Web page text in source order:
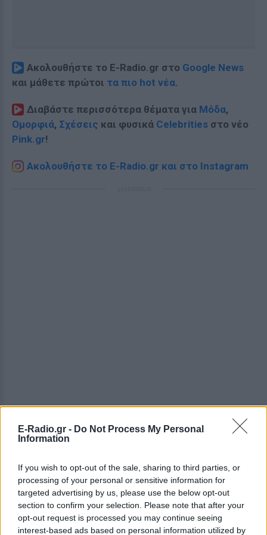
E-Radio.gr - Do Not Process My Personal
Information
If you wish to opt-out of the sale, sharing to third parties, or
processing of your personal or sensitive information for
targeted advertising by us, please use the below opt-out
section to confirm your selection. Please note that after your
opt-out request is processed you may continue seeing
interest-based ads based on personal information utilized by
Ακολουθήστε το E-Radio.gr στο Google News
και μάθετε πρώτοι τα πιο hot νέα.
Διαβάστε περισσότερα θέματα για Μόδα,
Ομορφιά, Σχέσεις και φυσικά Celebrities στο νέο
Pink.gr!
Ακολουθήστε το E-Radio.gr και στο Instagram
ΔΕΙΤΕ ΕΠΙΣΗΣ
ΣΤΗΝ ΙΔΙΑ ΚΑΤΗΓΟΡΙΑ